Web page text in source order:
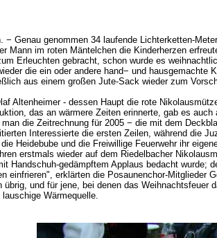
Genau genommen 34 laufende Lichterketten-
im roten Mäntelchen die Kinderherzen
Erleuchten gebracht, schon wurde es
die ein oder andere hand− und
aus einem großen Jute-Sack wieder zum
Altenheimer - dessen Haupt die rote
das an wärmere Zeiten erinnerte, gab es
die Zeitrechnung für 2005 − die mit dem
Interessierte die ersten Zeilen, während die
Heidebube und die Freiwillige Feuerwehr ihr
erstmals wieder auf dem Riedelbacher
gedämpftem Applaus bedacht
erklärten die Posaunenchor-
und für jene, bei denen das
Wärmequelle.